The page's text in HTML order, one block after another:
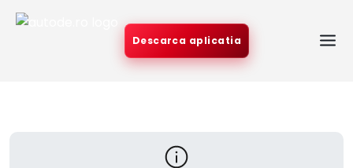
Descarca aplicatia